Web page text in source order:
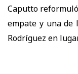
Caputto
empate y una de
Rodríguez en